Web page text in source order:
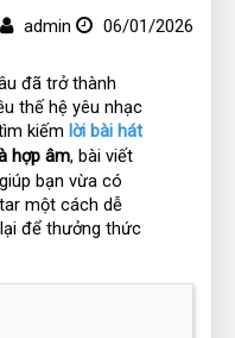
admin 06/01/2026
đã trở thành
thế hệ yêu nhạc
kiếm lời bài hát
hợp âm, bài viết
bạn vừa có
một cách dễ
để thưởng thức